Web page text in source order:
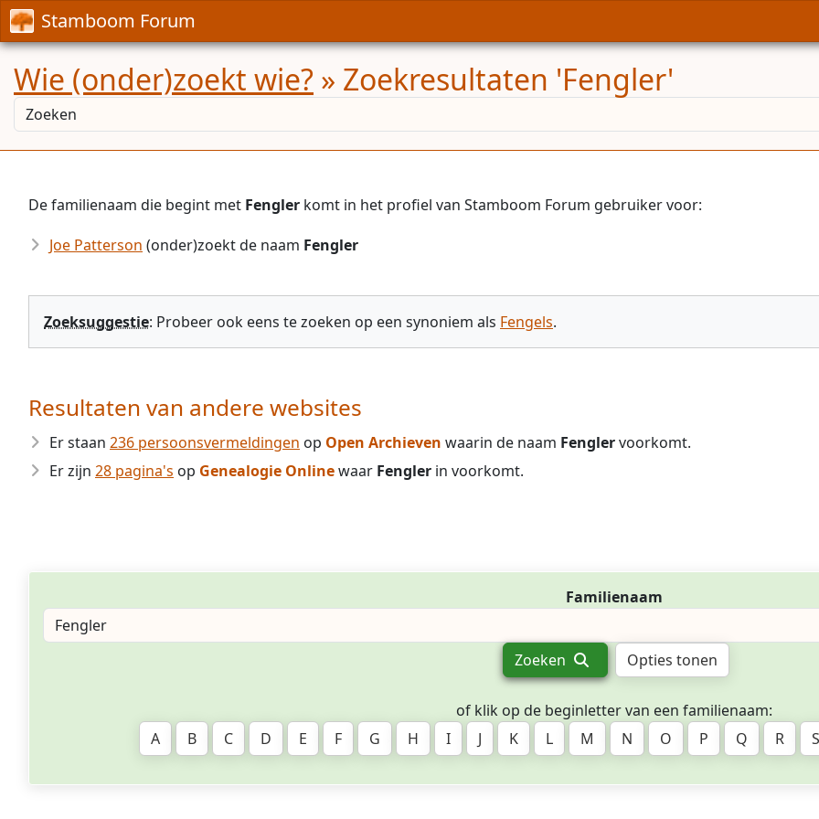
Stamboom Forum
Wie (onder)zoekt wie? » Zoekresultaten 'Fengler'
De familienaam die begint met Fengler komt in het profiel van Stamboom Forum gebruiker voor:
Joe Patterson (onder)zoekt de naam Fengler
Zoeksuggestie: Probeer ook eens te zoeken op een synoniem als Fengels.
Resultaten van andere websites
Er staan 236 persoonsvermeldingen op Open Archieven waarin de naam Fenglervoorkomt.
Er zijn 28 pagina's op Genealogie Onlinewaar Fengler in voorkomt.
Familienaam
Zoeken Opties tonen
of klik op de beginletter van een familienaam:
A
B C D E F G H I J K L M N O P Q R S